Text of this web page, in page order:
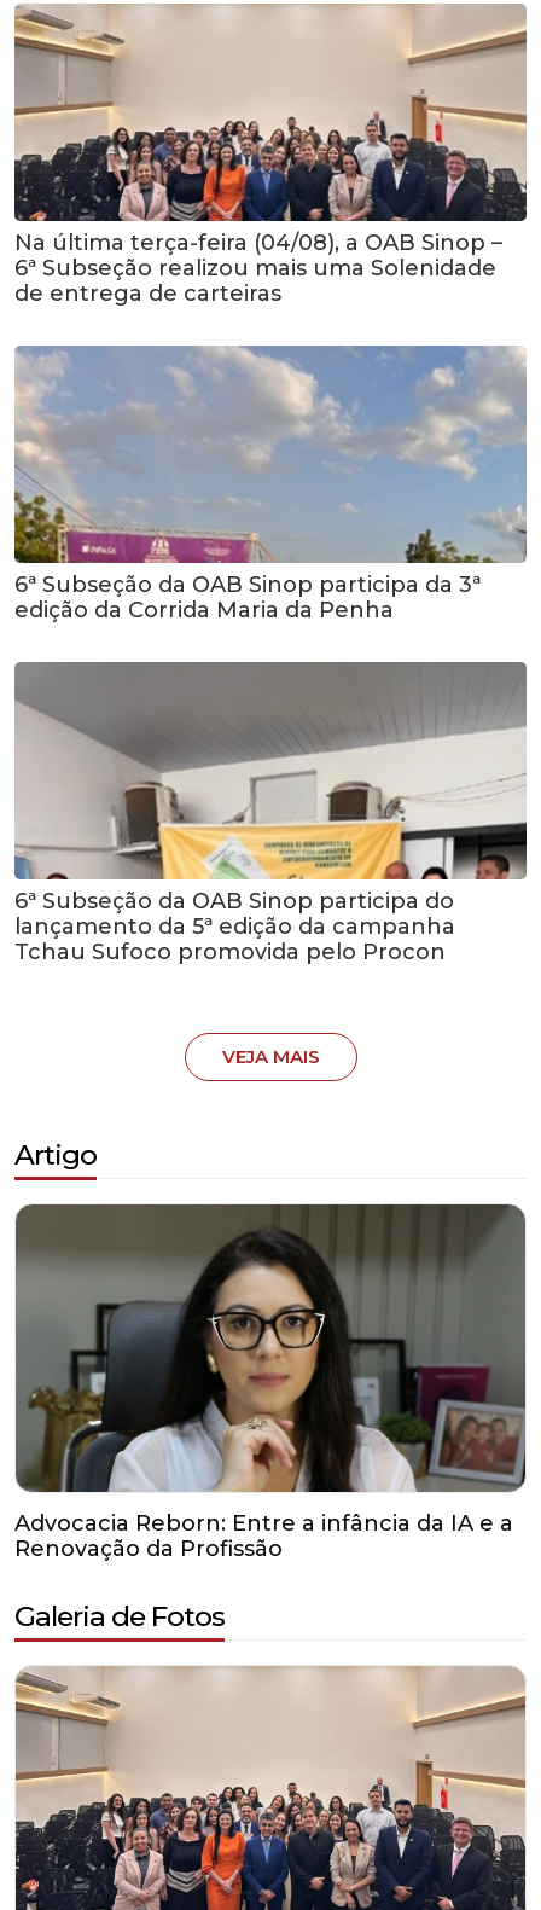
Na última terça-feira (04/08), a OAB Sinop –
6ª Subseção realizou mais uma Solenidade
de entrega de carteiras
6ª Subseção da OAB Sinop participa da 3ª
edição da Corrida Maria da Penha
6ª Subseção da OAB Sinop participa do
lançamento da 5ª edição da campanha
Tchau Sufoco promovida pelo Procon
VEJA MAIS
Artigo
Advocacia Reborn: Entre a infância da IA e a
Renovação da Profissão
Galeria de Fotos